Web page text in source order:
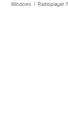
Windows| Radioplayer